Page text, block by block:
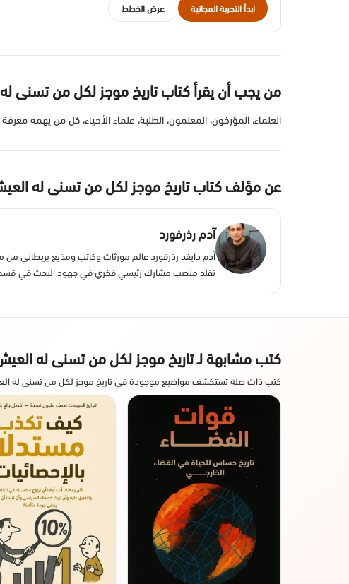
ابدأ التجربة المجانية عرض الخطط
من يجب أن يقرأ كتاب تاريخ موجز لكل من تسنى
العلماء، المؤرخون، المعلمون، الطلبة، علماء الأحياء، كل من يهمه
عن مؤلف كتاب تاريخ موجز لكل من تسنى له
آدم رذرفورد
تقلد منصب مشارك رئيسي فخري في جهود البحث في قسم
كتب مشابهة لـ تاريخ موجز لكل من تسنى له
كتب ذات صلة تستكشف مواضيع موجودة في تاريخ موجز لكل من تسنى له